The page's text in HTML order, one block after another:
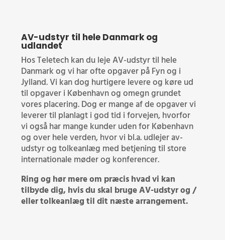
AV-udstyr til hele Danmark og
udlandet
Hos Teletech kan du leje AV-udstyr til hele
Danmark og vi har ofte opgaver på Fyn og i
Jylland. Vi kan dog hurtigere levere og køre ud
til opgaver i København og omegn grundet
vores placering. Dog er mange af de opgaver vi
leverer til planlagt i god tid i forvejen, hvorfor
vi også har mange kunder uden for København
og over hele verden, hvor vi bl.a. udlejer av-
udstyr og tolkeanlæg med betjening til store
internationale møder og konferencer.
Ring og hør mere om præcis hvad vi kan
tilbyde dig, hvis du skal bruge AV-udstyr og /
eller tolkeanlæg til dit næste arrangement.